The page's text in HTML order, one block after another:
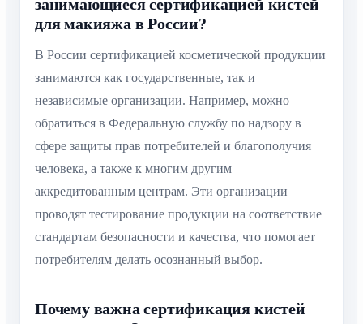
занимающиеся сертификацией кистей
для макияжа в России?
В России сертификацией косметической продукции
занимаются как государственные, так и
независимые организации. Например, можно
обратиться в Федеральную службу по надзору в
сфере защиты прав потребителей и благополучия
человека, а также к многим другим
аккредитованным центрам. Эти организации
проводят тестирование продукции на соответствие
стандартам безопасности и качества, что помогает
потребителям делать осознанный выбор.
Почему важна сертификация кистей